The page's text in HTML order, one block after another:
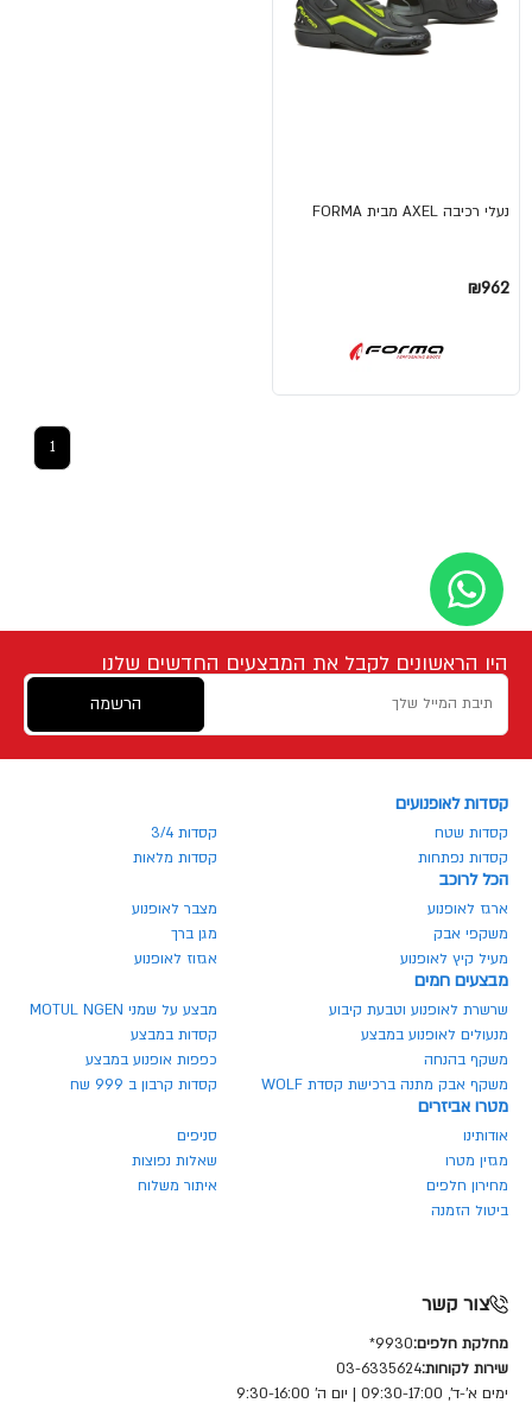
נעלי רכיבה AXEL מבית FORMA
₪962
1
היו הראשונים לקבל את המבצעים החדשים שלנו
הרשמה
קסדות לאופנועים
קסדות שטח
קסדות 3/4
קסדות נפתחות
קסדות מלאות
הכל לרוכב
ארגז לאופנוע
מצבר לאופנוע
משקפי אבק
מגן ברך
מעיל קיץ לאופנוע
אגזוז לאופנוע
מבצעים חמים
שרשרת לאופנוע וטבעת קיבוע
מבצע על שמני MOTUL NGEN
מנעולים לאופנוע במבצע
קסדות במבצע
משקף בהנחה
כפפות אופנוע במבצע
משקף אבק מתנה ברכישת קסדת WOLF
קסדות קרבון ב 999 שח
מטרו אביזרים
אודותינו
סניפים
מגזין מטרו
שאלות נפוצות
מחירון חלפים
איתור משלוח
ביטול הזמנה
צור קשר
מחלקת חלפים:9930*
שירות לקוחות:03-6335624
ימים א'-ד', 09:30-17:00 | יום ה' 9:30-16:00